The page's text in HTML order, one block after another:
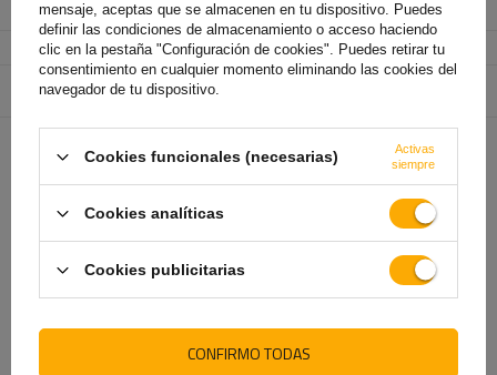
Profundidad
14 mm
Clase de protección
IP 69K
Entidad responsable de
este producto en la UE
Aspöck Systems Polska Sp. z o.o.
mensaje, aceptas que se almacenen en tu dispositivo. Puedes
definir las condiciones de almacenamiento o acceso haciendo
clic en la pestaña "Configuración de cookies". Puedes retirar tu
consentimiento en cualquier momento eliminando las cookies del
navegador de tu dispositivo.
Cookies funcionales (necesarias)
Activas
siempre
Cookies analíticas
Cookies publicitarias
CONFIRMO TODAS